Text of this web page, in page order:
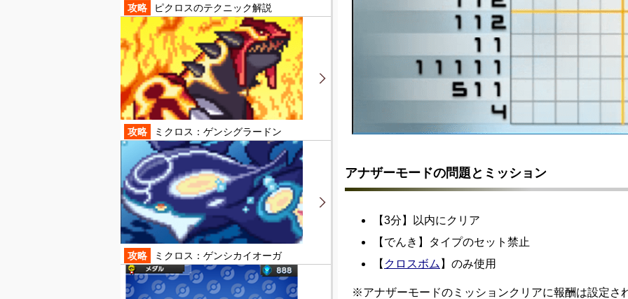
アナザーモードの問題とミッション
【3分】以内にクリア
【でんき】タイプのセット禁止
【 クロスボム 】のみ使用
※アナザーモードのミッションクリアに報酬は設定さ
攻略 ピクロスのテクニック解説
攻略 ミクロス：ゲンシグラードン
攻略 ミクロス：ゲンシカイオーガ